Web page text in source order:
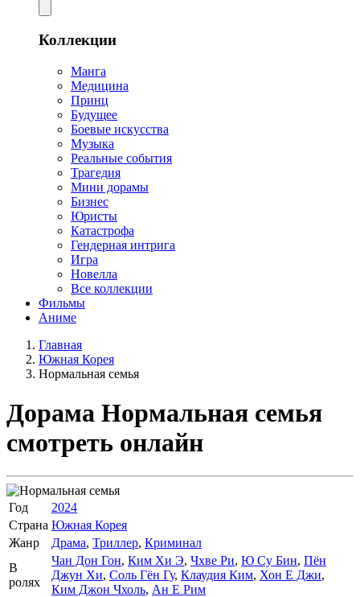
Коллекции
Манга
Медицина
Принц
Будущее
Боевые искусства
Музыка
Реальные события
Трагедия
Мини дорамы
Бизнес
Юристы
Катастрофа
Гендерная интрига
Игра
Новелла
Все коллекции
Фильмы
Аниме
Главная
Южная Корея
Нормальная семья
Дорама Нормальная семья
смотреть онлайн
Год
2024
Страна Южная Корея
Жанр
Драма, Триллер, Криминал
В
ролях
Чан Дон Гон, Ким Хи Э, Чхве Ри, Ю Су Бин, Пён
Джун Хи, Соль Гён Гу, Клаудия Ким, Хон Е Джи,
Ким Джон Чхоль, Ан Е Рим